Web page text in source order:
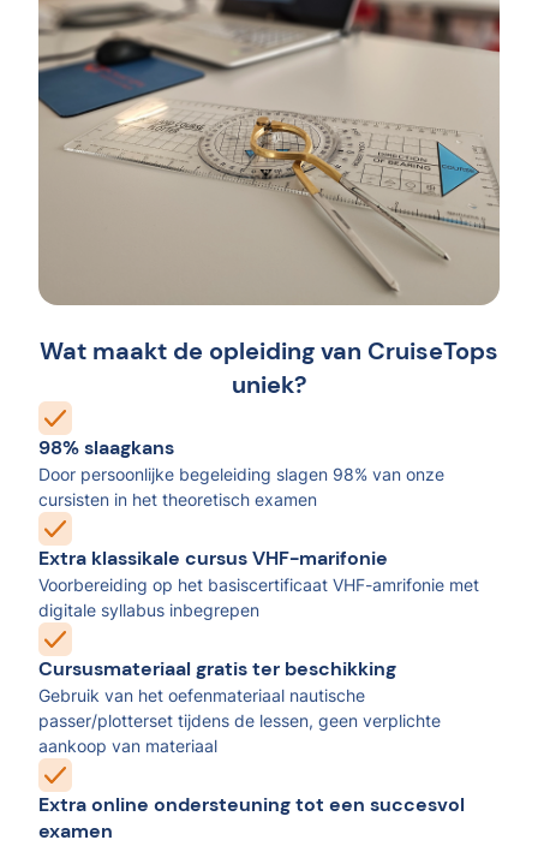
Wat maakt de opleiding van CruiseTops
uniek?
98% slaagkans
Door persoonlijke begeleiding slagen 98% van onze
cursisten in het theoretisch examen
Extra klassikale cursus VHF-marifonie
Voorbereiding op het basiscertificaat VHF-amrifonie met
digitale syllabus inbegrepen
Cursusmateriaal gratis ter beschikking
Gebruik van het oefenmateriaal nautische
passer/plotterset tijdens de lessen, geen verplichte
aankoop van materiaal
Extra online ondersteuning tot een succesvol
examen